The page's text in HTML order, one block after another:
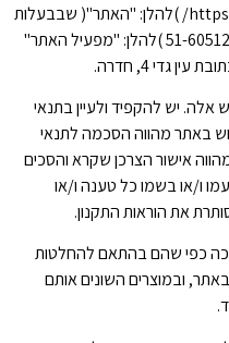
ברוכים הבאים לאתר https://shinaims.co.il/ )להלן: "האתר"( שבבעלות
סמארטק השכלה דיגיטלית בע"מ ח.פ 51-605122 )להלן: "מפעיל האתר"
גדי 4, חדרה.
יש להקפיד ולעיין בתנאי
באתר מהווה הסכמה לתנאי
אישור הצרכן שקרא והסכים
ו/או בשמו כל טענה ו/או
את הוראות התקנון.
כפי שהם בהתאם להחלטות
ובמוצרים השונים אותם